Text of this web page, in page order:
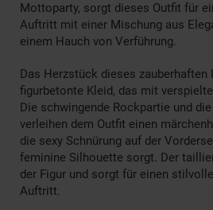
Mottoparty, sorgt dieses Outfit für
Auftritt mit einer Mischung aus
einem Hauch von Verführung.
Das Herzstück dieses
figurbetonte Kleid, das mit
Die schwingende Rockpartie und
verleihen dem Outfit einen
die sexy Schnürung auf der
feminine Silhouette sorgt. Der
der Figur und sorgt für einen
Auftritt.